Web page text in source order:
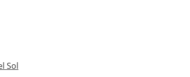
Sol